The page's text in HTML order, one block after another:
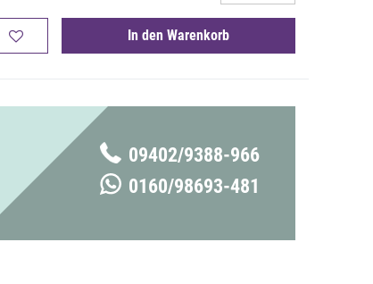
In den Warenkorb
09402/9388-966
0160/98693-481